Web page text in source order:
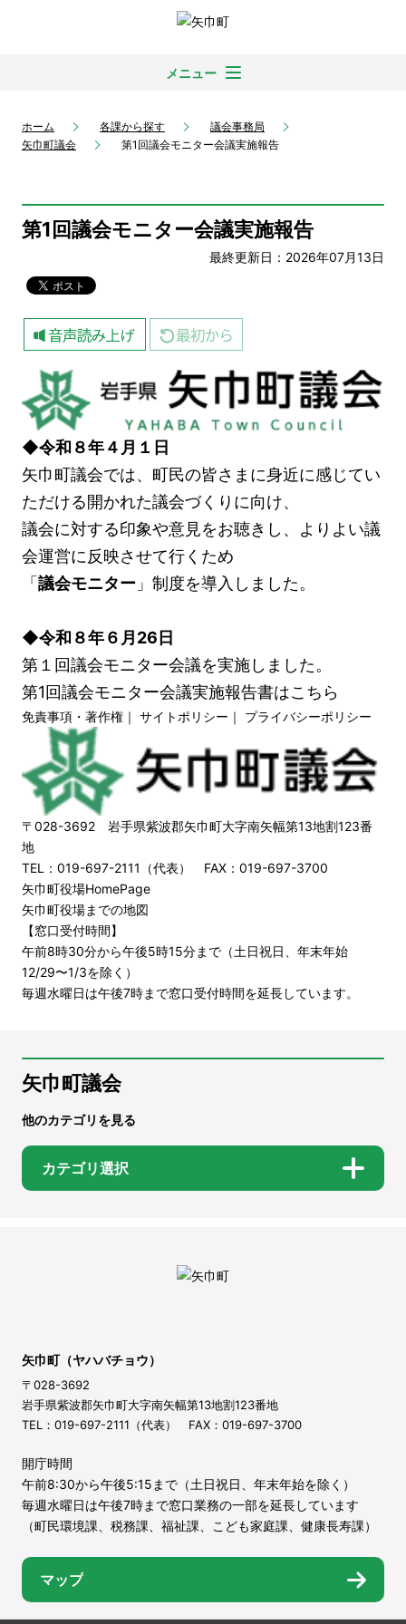
メニュー
ホーム 各課から探す
議会事務局
矢巾町議会
第1回議会モニター会議実施報告
第1回議会モニター会議実施報告
最終更新日：2026年07月13日
◆令和８年４月１日
矢巾町議会では、町民の皆さまに身近に感じてい
ただける開かれた議会づくりに向け、
議会に対する印象や意見をお聴きし、よりよい議
会運営に反映させて行くため
「議会モニター 」制度を導入しました。
◆令和８年６月26日
第１回議会モニター会議を実施しました。
第1回議会モニター会議実施報告書はこちら
免責事項・著作権 ｜ サイトポリシー ｜ プライバシーポリシー
〒028-3692 岩手県紫波郡矢巾町大字南矢幅第13地割123番
地
TEL：019-697-2111（代表） FAX：019-697-3700
矢巾町役場HomePage
矢巾町役場までの地図
【窓口受付時間】
午前8時30分から午後5時15分まで（土日祝日、年末年始
12/29〜1/3を除く）
毎週水曜日は午後7時まで窓口受付時間を延長しています。
矢巾町議会
他のカテゴリを見る
カテゴリ選択
矢巾町（ヤハバチョウ）
〒028-3692
岩手県紫波郡矢巾町大字南矢幅第13地割123番地
TEL：019-697-2111（代表） FAX：019-697-3700
開庁時間
午前8:30から午後5:15まで（土日祝日、年末年始を除く）
毎週水曜日は午後7時まで窓口業務の一部を延長しています
（町民環境課、税務課、福祉課、こども家庭課、健康長寿課）
マップ